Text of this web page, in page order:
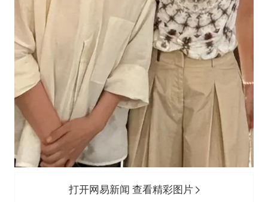
打开网易新闻 查看精彩图片